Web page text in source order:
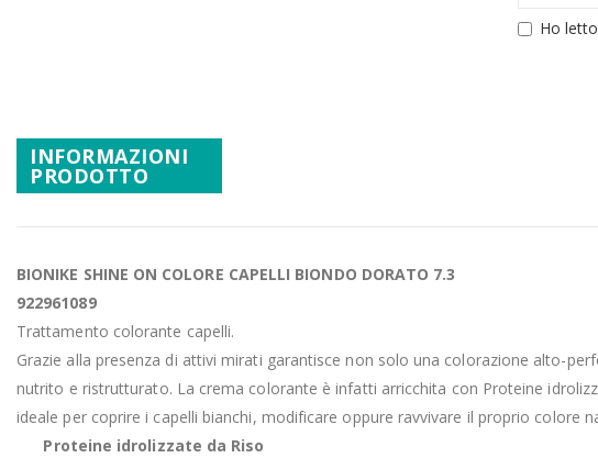
di
immagini
Ho
INFORMAZIONI
PRODOTTO
BIONIKE SHINE ON COLORE CAPELLI BIONDO DORATO 7.3
922961089
Trattamento colorante capelli.
Grazie alla presenza di attivi mirati garantisce non solo una colorazione alto-
nutrito e ristrutturato. La crema colorante è infatti arricchita con Proteine
ideale per coprire i capelli bianchi, modificare oppure ravvivare il proprio colore
Proteine idrolizzate da Riso